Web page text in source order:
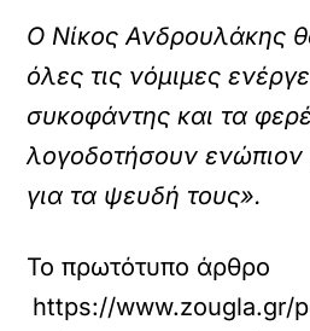
Ο Νίκος Ανδρουλάκης
όλες τις νόμιμες
συκοφάντης και τα
λογοδοτήσουν ενώπιον
για τα ψευδή τους».
Το πρωτότυπο άρθρο
https://www.zougla.gr/